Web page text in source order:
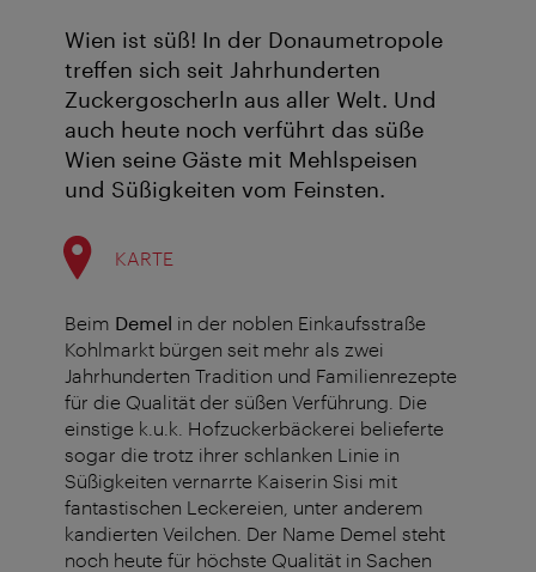
Wien ist süß! In der Donaumetropole
treffen sich seit Jahrhunderten
Zuckergoscherln aus aller Welt. Und
auch heute noch verführt das süße
Wien seine Gäste mit Mehlspeisen
und Süßigkeiten vom Feinsten.
KARTE
Beim Demel in der noblen Einkaufsstraße
Kohlmarkt bürgen seit mehr als zwei
Jahrhunderten Tradition und Familienrezepte
für die Qualität der süßen Verführung. Die
einstige k.u.k. Hofzuckerbäckerei belieferte
sogar die trotz ihrer schlanken Linie in
Süßigkeiten vernarrte Kaiserin Sisi mit
fantastischen Leckereien, unter anderem
kandierten Veilchen. Der Name Demel steht
noch heute für höchste Qualität in Sachen